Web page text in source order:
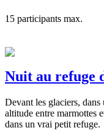
15 participants max.
Nuit au refuge
Devant les glaciers,
altitude entre marmottes
dans un vrai petit refuge.